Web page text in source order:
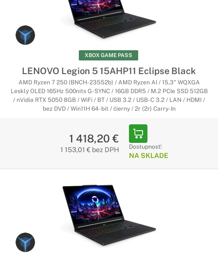
XBOX GAME PASS
LENOVO Legion 5 15AHP11 Eclipse Black
AMD Ryzen 7 250 (BNCH-23552b) / AMD Ryzen AI / 15,3" WQXGA
Lesklý OLED 165Hz 500nits G-SYNC / 16GB DDR5 / M.2 PCIe SSD 512GB
/ nVidia RTX 5050 8GB / WiFi / BT / USB 3.2 / USB-C 3.2 / LAN / HDMI /
bez DVD / Win11H 64-bit / čierny / 2r (2r) Carry-In
1 418,20 €
1 153,01 € bez DPH Dostupnosť:
NA SKLADE